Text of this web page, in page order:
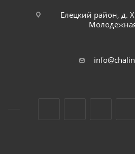
Елецкий район, д.